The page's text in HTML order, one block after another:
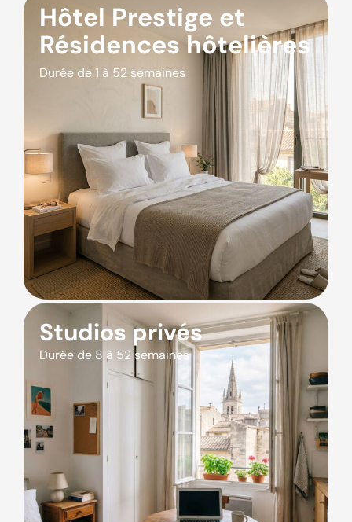
Hôtel Prestige et
Résidences hôtelières
Durée de 1 à 52 semaines
Studios privés
Durée de 8 à 52 semaines